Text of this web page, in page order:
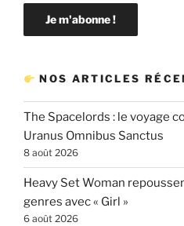
NOS ARTICLES
The Spacelords : le voyage
Uranus Omnibus Sanctus
8 août 2026
Heavy Set Woman
genres avec « Girl »
6 août 2026